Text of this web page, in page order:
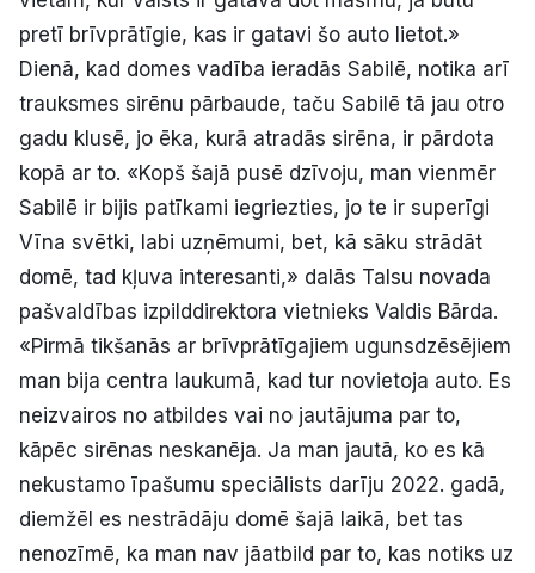
pretī brīvprātīgie, kas ir gatavi šo auto lietot.»
Dienā, kad domes vadība ieradās Sabilē, notika arī
trauksmes sirēnu pārbaude, taču Sabilē tā jau otro
gadu klusē, jo ēka, kurā atradās sirēna, ir pārdota
kopā ar to. «Kopš šajā pusē dzīvoju, man vienmēr
Sabilē ir bijis patīkami iegriezties, jo te ir superīgi
Vīna svētki, labi uzņēmumi, bet, kā sāku strādāt
domē, tad kļuva interesanti,» dalās Talsu novada
pašvaldības izpilddirektora vietnieks Valdis Bārda.
«Pirmā tikšanās ar brīvprātīgajiem ugunsdzēsējiem
man bija centra laukumā, kad tur novietoja auto. Es
neizvairos no atbildes vai no jautājuma par to,
kāpēc sirēnas neskanēja. Ja man jautā, ko es kā
nekustamo īpašumu speciālists darīju 2022. gadā,
diemžēl es nestrādāju domē šajā laikā, bet tas
nenozīmē, ka man nav jāatbild par to, kas notiks uz